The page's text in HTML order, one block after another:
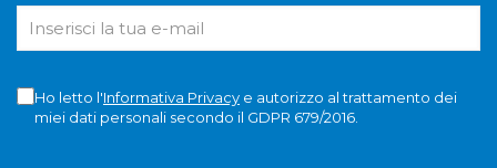
Ho letto l'Informativa Privacye autorizzo al trattamento dei
miei dati personali secondo il GDPR 679/2016.